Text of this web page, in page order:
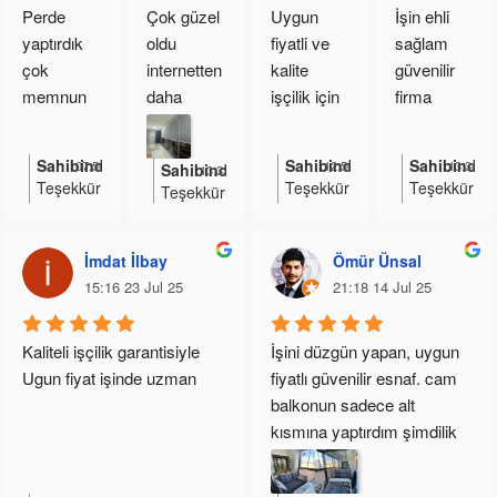
çok
teşekkür
ederim
Perde
yaptırdık
çok
memnun
ilgiliydi
teşekkür
ediyorum
çok
beyefendi
birisi
Sahibinden yanıt
07:50 15 Oct 25
Teşekkür
günlerde
kullanın
Çok güzel
oldu
internetten
daha
uygun
fiyata geldi
takmasiyla
beraber
asla
takamazm
Sahibinden yanıt
13:33 02 Oct 25
Teşekkürler
Uygun
fiyatli ve
kalite
işçilik için
r evime
cam
balkon
hem
mahrumiy
et hemde
güneşten
koruyor
Sahibinden yanıt
12:56 28 Aug 25
Teşekkür
önermeye
devam
ederseniz
herkese
en iyi
kalite ve
uygun
fiyatlı
plise
perde
yapabiliriz
İşin ehli
sağlam
güvenilir
firma
sağlık
arkadaşlar.
13:34
Teşekkür
İmdat İlbay
15:16 23 Jul 25
Kaliteli işçilik garantisiyle
Ugun fiyat işinde uzman
Ömür Ünsal
21:18 14 Jul 25
İşini düzgün yapan, uygun
fiyatlı güvenilir esnaf. cam
balkonun sadece alt
kısmına yaptırdım şimdilik
oldukça memnun kaldım.